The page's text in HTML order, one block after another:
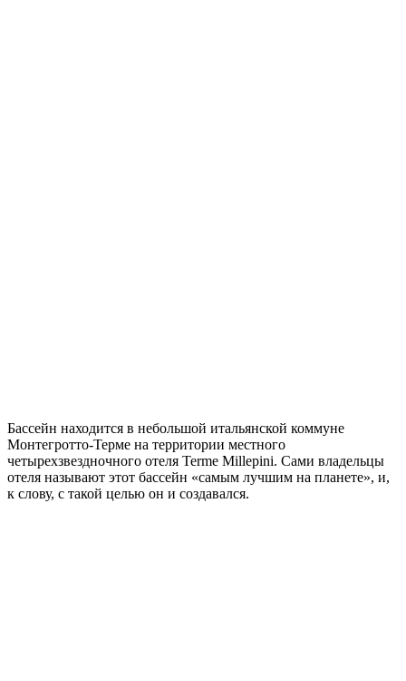
Бассейн находится в небольшой итальянской коммуне
Монтегротто-Терме на территории местного
четырехзвездночного отеля Terme Millepini. Сами владельцы
отеля называют этот бассейн «самым лучшим на планете», и,
к слову, с такой целью он и создавался.